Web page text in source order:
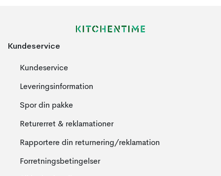
Kundeservice
Kundeservice
Leveringsinformation
Spor din pakke
Returerret & reklamationer
Rapportere din returnering/reklamation
Forretningsbetingelser